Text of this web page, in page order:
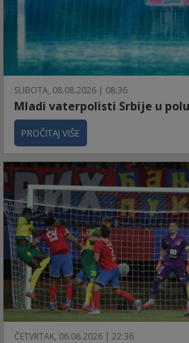
SUBOTA, 08.08.2026 | 08:36
Mladi vaterpolisti Srbije u
PROČITAJ VIŠE
ČETVRTAK, 06.08.2026 | 22:36